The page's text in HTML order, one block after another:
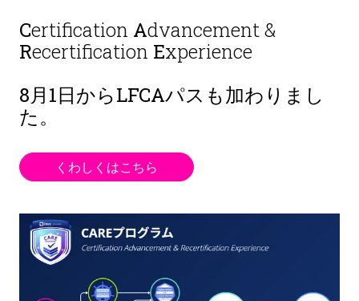
Certification Advancement &
Recertification Experience
8月1日からLFCAパスも加わりまし
た。
くわしくはこちら